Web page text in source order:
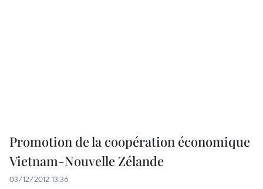
Promotion de la coopération économique
Vietnam-Nouvelle Zélande
03/12/2012 13:36